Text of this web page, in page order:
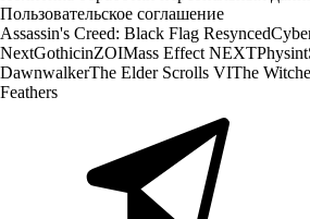
Пользовательское соглашение
Assassin's Creed: Black Flag Resynced
NextGothicinZOIMass Effect NEXTPhysint
DawnwalkerThe Elder Scrolls VIThe
Feathers